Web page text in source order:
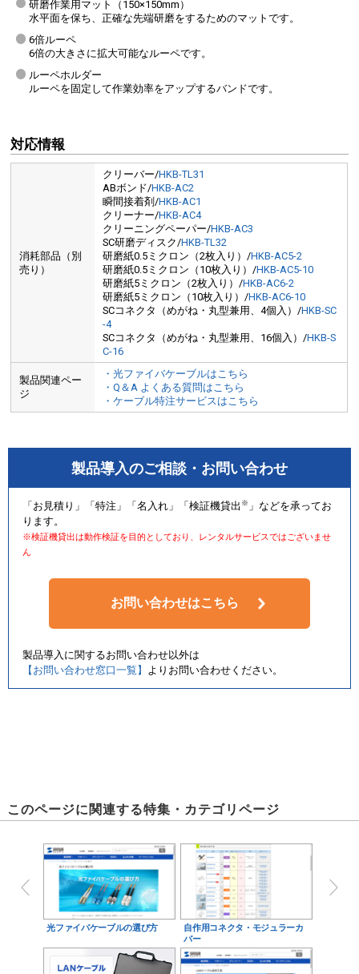
研磨作業用マット（150×150mm）
水平面を保ち、正確な先端研磨をするためのマットです。
6倍ルーペ
6倍の大きさに拡大可能なルーペです。
ルーペホルダー
ルーペを固定して作業効率をアップするバンドです。
対応情報
消耗部品（別
売り）
クリーバー/HKB-TL31
ABボンド/HKB-AC2
瞬間接着剤/HKB-AC1
クリーナー/HKB-AC4
クリーニングペーパー/HKB-AC3
SC研磨ディスク/HKB-TL32
研磨紙0.5ミクロン（2枚入り）/HKB-AC5-2
研磨紙0.5ミクロン（10枚入り）/HKB-AC5-10
研磨紙5ミクロン（2枚入り）/HKB-AC6-2
研磨紙5ミクロン（10枚入り）/HKB-AC6-10
SCコネクタ（めがね・丸型兼用、4個入）/HKB-SC
-4
SCコネクタ（めがね・丸型兼用、16個入）/HKB-S
C-16
製品関連ペー
ジ
・光ファイバケーブルはこちら
・Q＆A よくある質問はこちら
・ケーブル特注サービスはこちら
製品導入のご相談・お問い合わせ
「お見積り」「特注」「名入れ」「検証機貸出 ※ 」などを承ってお
ります。
※検証機貸出は動作検証を目的としており、レンタルサービスではございませ
ん
お問い合わせはこちら
製品導入に関するお問い合わせ以外は
【お問い合わせ窓口一覧】 よりお問い合わせください。
このページに関連する特集・カテゴリページ
光ファイバケーブルの選び方
自作用コネクタ・モジュラーカ
バー